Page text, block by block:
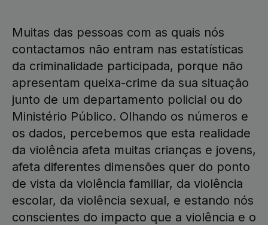
Muitas das pessoas com as quais nós
contactamos não entram nas estatísticas
da criminalidade participada, porque não
apresentam queixa-crime da sua situação
junto de um departamento policial ou do
Ministério Público. Olhando os números e
os dados, percebemos que esta realidade
da violência afeta muitas crianças e jovens,
afeta diferentes dimensões quer do ponto
de vista da violência familiar, da violência
escolar, da violência sexual, e estando nós
conscientes do impacto que a violência e o